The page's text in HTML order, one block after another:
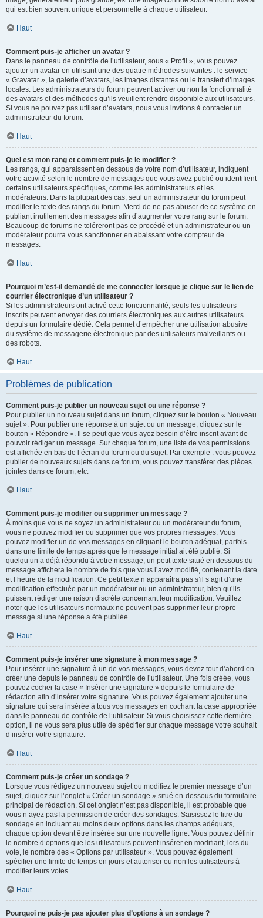
qui est bien souvent unique et personnelle à chaque utilisateur.
Haut
Comment puis-je afficher un avatar ?
Dans le panneau de contrôle de l’utilisateur, sous « Profil », vous pouvez
ajouter un avatar en utilisant une des quatre méthodes suivantes : le service
« Gravatar », la galerie d’avatars, les images distantes ou le transfert d’images
locales. Les administrateurs du forum peuvent activer ou non la fonctionnalité
des avatars et des méthodes qu’ils veuillent rendre disponible aux utilisateurs.
Si vous ne pouvez pas utiliser d’avatars, nous vous invitons à contacter un
administrateur du forum.
Haut
Quel est mon rang et comment puis-je le modifier ?
Les rangs, qui apparaissent en dessous de votre nom d’utilisateur, indiquent
votre activité selon le nombre de messages que vous avez publié ou identifient
certains utilisateurs spécifiques, comme les administrateurs et les
modérateurs. Dans la plupart des cas, seul un administrateur du forum peut
modifier le texte des rangs du forum. Merci de ne pas abuser de ce système en
publiant inutilement des messages afin d’augmenter votre rang sur le forum.
Beaucoup de forums ne toléreront pas ce procédé et un administrateur ou un
modérateur pourra vous sanctionner en abaissant votre compteur de
messages.
Haut
Pourquoi m’est-il demandé de me connecter lorsque je clique sur le lien de
courrier électronique d’un utilisateur ?
Si les administrateurs ont activé cette fonctionnalité, seuls les utilisateurs
inscrits peuvent envoyer des courriers électroniques aux autres utilisateurs
depuis un formulaire dédié. Cela permet d’empêcher une utilisation abusive
du système de messagerie électronique par des utilisateurs malveillants ou
des robots.
Haut
Problèmes de publication
Comment puis-je publier un nouveau sujet ou une réponse ?
Pour publier un nouveau sujet dans un forum, cliquez sur le bouton « Nouveau
sujet ». Pour publier une réponse à un sujet ou un message, cliquez sur le
bouton « Répondre ». Il se peut que vous ayez besoin d’être inscrit avant de
pouvoir rédiger un message. Sur chaque forum, une liste de vos permissions
est affichée en bas de l’écran du forum ou du sujet. Par exemple : vous pouvez
publier de nouveaux sujets dans ce forum, vous pouvez transférer des pièces
jointes dans ce forum, etc.
Haut
Comment puis-je modifier ou supprimer un message ?
À moins que vous ne soyez un administrateur ou un modérateur du forum,
vous ne pouvez modifier ou supprimer que vos propres messages. Vous
pouvez modifier un de vos messages en cliquant le bouton adéquat, parfois
dans une limite de temps après que le message initial ait été publié. Si
quelqu’un a déjà répondu à votre message, un petit texte situé en dessous du
message affichera le nombre de fois que vous l’avez modifié, contenant la date
et l’heure de la modification. Ce petit texte n’apparaîtra pas s’il s’agit d’une
modification effectuée par un modérateur ou un administrateur, bien qu’ils
puissent rédiger une raison discrète concernant leur modification. Veuillez
noter que les utilisateurs normaux ne peuvent pas supprimer leur propre
message si une réponse a été publiée.
Haut
Comment puis-je insérer une signature à mon message ?
Pour insérer une signature à un de vos messages, vous devez tout d’abord en
créer une depuis le panneau de contrôle de l’utilisateur. Une fois créée, vous
pouvez cocher la case « Insérer une signature » depuis le formulaire de
rédaction afin d’insérer votre signature. Vous pouvez également ajouter une
signature qui sera insérée à tous vos messages en cochant la case appropriée
dans le panneau de contrôle de l’utilisateur. Si vous choisissez cette dernière
option, il ne vous sera plus utile de spécifier sur chaque message votre souhait
d’insérer votre signature.
Haut
Comment puis-je créer un sondage ?
Lorsque vous rédigez un nouveau sujet ou modifiez le premier message d’un
sujet, cliquez sur l’onglet « Créer un sondage » situé en-dessous du formulaire
principal de rédaction. Si cet onglet n’est pas disponible, il est probable que
vous n’ayez pas la permission de créer des sondages. Saisissez le titre du
sondage en incluant au moins deux options dans les champs adéquats,
chaque option devant être insérée sur une nouvelle ligne. Vous pouvez définir
le nombre d’options que les utilisateurs peuvent insérer en modifiant, lors du
vote, le nombre des « Options par utilisateur ». Vous pouvez également
spécifier une limite de temps en jours et autoriser ou non les utilisateurs à
modifier leurs votes.
Haut
Pourquoi ne puis-je pas ajouter plus d’options à un sondage ?